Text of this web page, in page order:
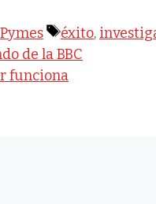
Pymes Etiquetas
éxito,
de la BBC
funciona